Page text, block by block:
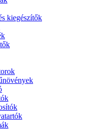
kiegészítők